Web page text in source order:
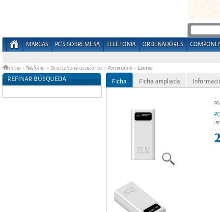
MARCAS PC'S SOBREMESA TELEFONIA ORDENADORES
Inicio > Telefonia » Smartphone accesorios » Powerbank » Leotec
REFINAR BÚSQUEDA
Ficha Ficha ampliada